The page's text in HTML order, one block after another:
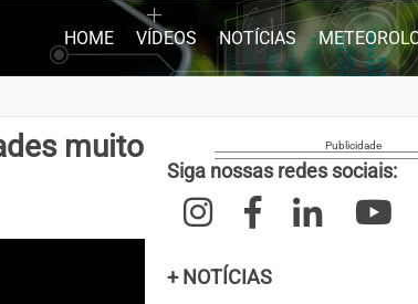
HOME VÍDEOS NOTÍCIAS
muito
Siga nossas redes sociais:
+ NOTÍCIAS